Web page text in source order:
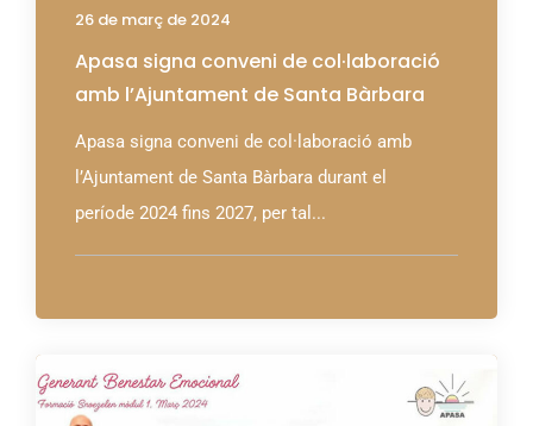
26 de març de 2024
Apasa signa conveni de col·laboració
amb l’Ajuntament de Santa Bàrbara
Apasa signa conveni de col·laboració amb
l’Ajuntament de Santa Bàrbara durant el
període 2024 fins 2027, per tal...